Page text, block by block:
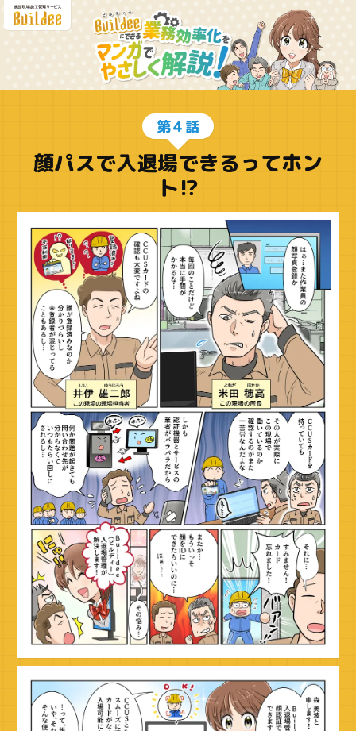
第４話
顔パスで入退場できるってホン
ト⁉